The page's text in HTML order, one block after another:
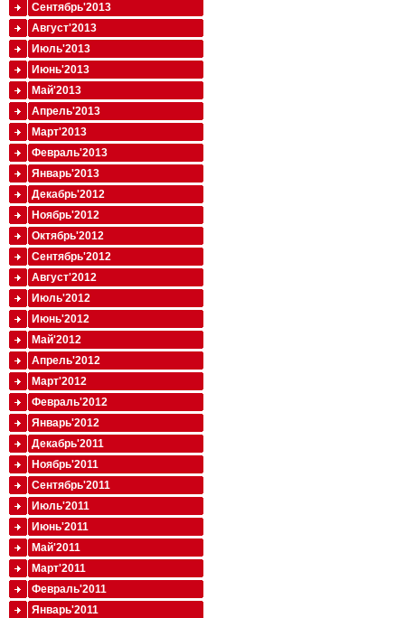
Сентябрь'2013
Август'2013
Июль'2013
Июнь'2013
Май'2013
Апрель'2013
Март'2013
Февраль'2013
Январь'2013
Декабрь'2012
Ноябрь'2012
Октябрь'2012
Сентябрь'2012
Август'2012
Июль'2012
Июнь'2012
Май'2012
Апрель'2012
Март'2012
Февраль'2012
Январь'2012
Декабрь'2011
Ноябрь'2011
Сентябрь'2011
Июль'2011
Июнь'2011
Май'2011
Март'2011
Февраль'2011
Январь'2011